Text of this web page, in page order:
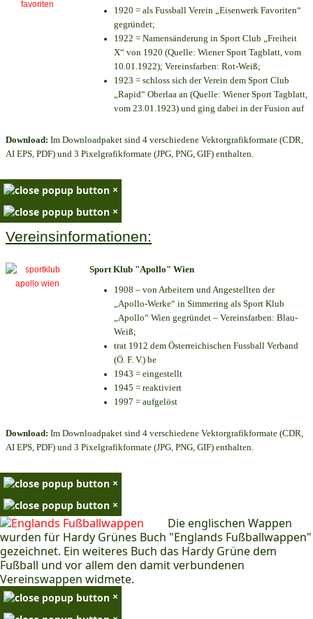
1920 = als Fussball Verein „Eisenwerk Favoriten“
gegründet;
1922 = Namensänderung in Sport Club „Freiheit
X“ von 1920 (Quelle: Wiener Sport Tagblatt, vom
10.01.1922); Vereinsfarben: Rot-Weiß;
1923 = schloss sich der Verein dem Sport Club
„Rapid“ Oberlaa an (Quelle: Wiener Sport Tagblatt,
vom 23.01.1923) und ging dabei in der Fusion auf
Download: Im Downloadpaket sind 4 verschiedene Vektorgrafikformate (CDR,
AI EPS, PDF) und 3 Pixelgrafikformate (JPG, PNG, GIF) enthalten.
×
×
Vereinsinformationen:
Sport Klub "Apollo" Wien
1908 – von Arbeitern und Angestellten der
„Apollo-Werke“ in Simmering als Sport Klub
„Apollo“ Wien gegründet – Vereinsfarben: Blau-
Weiß;
trat 1912 dem Österreichischen Fussball Verband
(Ö. F. V.) be
1943 = eingestellt
1945 = reaktiviert
1997 = aufgelöst
Download: Im Downloadpaket sind 4 verschiedene Vektorgrafikformate (CDR,
AI EPS, PDF) und 3 Pixelgrafikformate (JPG, PNG, GIF) enthalten.
×
×
Die englischen Wappen
wurden für Hardy Grünes Buch "Englands Fußballwappen"
gezeichnet. Ein weiteres Buch das Hardy Grüne dem
Fußball und vor allem den damit verbundenen
Vereinswappen widmete.
×